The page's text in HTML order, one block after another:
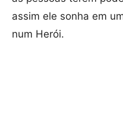
assim ele sonha em
num Herói.